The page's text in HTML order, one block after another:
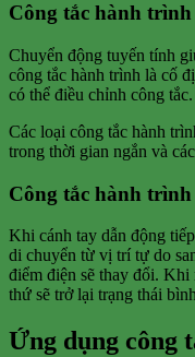
Công tắc hành
Chuyển động tuyến tính
công tắc hành trình là cố
có thể điều chỉnh công tắc.
Các loại công tắc hành
trong thời gian ngắn và
Công tắc hành
Khi cánh tay dẫn động
di chuyển từ vị trí tự do
điểm điện sẽ thay đổi. Khi
thứ sẽ trở lại trạng thái
Ứng dụng công